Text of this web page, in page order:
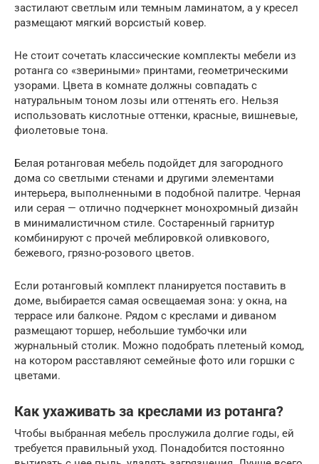
застилают светлым или темным ламинатом, а у кресел
размещают мягкий ворсистый ковер.
Не стоит сочетать классические комплекты мебели из
ротанга со «звериными» принтами, геометрическими
узорами. Цвета в комнате должны совпадать с
натуральным тоном лозы или оттенять его. Нельзя
использовать кислотные оттенки, красные, вишневые,
фиолетовые тона.
Белая ротанговая мебель подойдет для загородного
дома со светлыми стенами и другими элементами
интерьера, выполненными в подобной палитре. Черная
или серая — отлично подчеркнет монохромный дизайн
в минималистичном стиле. Состаренный гарнитур
комбинируют с прочей меблировкой оливкового,
бежевого, грязно-розового цветов.
Если ротанговый комплект планируется поставить в
доме, выбирается самая освещаемая зона: у окна, на
террасе или балконе. Рядом с креслами и диваном
размещают торшер, небольшие тумбочки или
журнальный столик. Можно подобрать плетеный комод,
на котором расставляют семейные фото или горшки с
цветами.
Как ухаживать за креслами из ротанга?
Чтобы выбранная мебель прослужила долгие годы, ей
требуется правильный уход. Понадобится постоянно